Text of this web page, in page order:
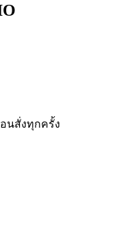
นสั่งทุกครั้ง